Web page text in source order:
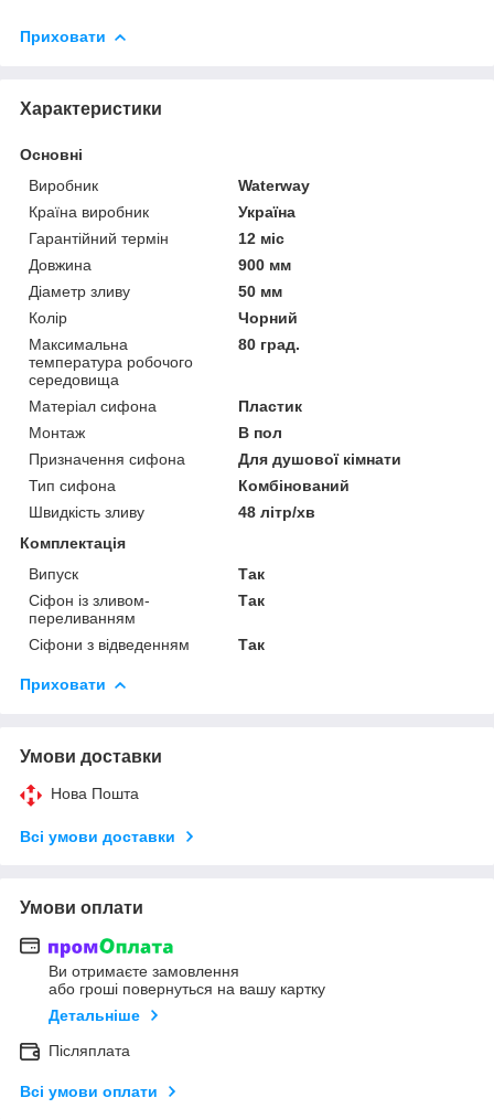
Приховати
Характеристики
Основні
Виробник
Waterway
Країна виробник
Україна
Гарантійний термін
12 міс
Довжина
900 мм
Діаметр зливу
50 мм
Колір
Чорний
Максимальна
температура робочого
середовища
80 град.
Матеріал сифона
Пластик
Монтаж
В пол
Призначення сифона
Для душової кімнати
Тип сифона
Комбінований
Швидкість зливу
48 літр/хв
Комплектація
Випуск
Так
Сіфон із зливом-
переливанням
Так
Сіфони з відведенням Так
Приховати
Умови доставки
Нова Пошта
Всі умови доставки
Умови оплати
Ви отримаєте замовлення
або гроші повернуться на вашу картку
Детальніше
Післяплата
Всі умови оплати